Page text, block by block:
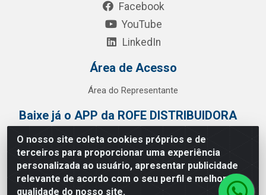
O nosso site coleta cookies próprios e de
terceiros para proporcionar uma experiência
personalizada ao usuário, apresentar publicidade
relevante de acordo com o seu perfil e melhorar a
qualidade do nosso site.
Facebook
YouTube
LinkedIn
Área de Acesso
Área do Representante
Baixe já o APP da ROFE DISTRIBUIDORA